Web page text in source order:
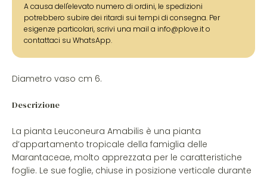
A causa dell'elevato numero di ordini, le spedizioni
potrebbero subire dei ritardi sui tempi di consegna. Per
esigenze particolari, scrivi una mail a info@plove.it o
contattaci su WhatsApp.
Diametro vaso cm 6.
Descrizione
La pianta Leuconeura Amabilis è una pianta
d’appartamento tropicale della famiglia delle
Marantaceae, molto apprezzata per le caratteristiche
foglie. Le sue foglie, chiuse in posizione verticale durante